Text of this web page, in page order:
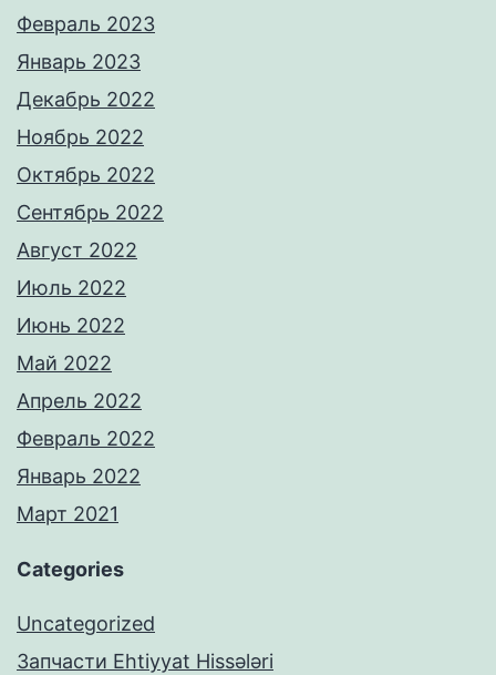
Февраль 2023
Январь 2023
Декабрь 2022
Ноябрь 2022
Октябрь 2022
Сентябрь 2022
Август 2022
Июль 2022
Июнь 2022
Май 2022
Апрель 2022
Февраль 2022
Январь 2022
Март 2021
Categories
Uncategorized
Запчасти Ehtiyyat Hissələri